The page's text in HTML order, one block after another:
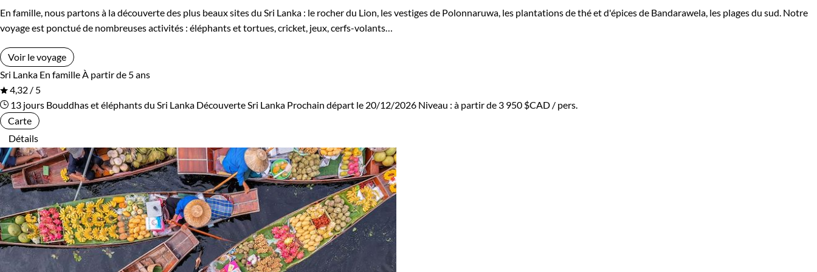
Ouzbekistan Pakistan
Palestine
Pérou Philippines
Pologne Portugal
République tchèque
Rodrigues Roumanie
Rwanda Salvador
Serbie Seychelles
Slovaquie Spitzberg
En famille, nous partons à la découverte des plus beaux sites du Sri Lanka : le rocher du Lion, les vestiges de Polonnaruwa, les plantations de thé et d'épices de Bandarawela, les plages du sud. Notre
voyage est ponctué de nombreuses activités : éléphants et tortues, cricket, jeux, cerfs-volants…
Voir le voyage
Sri Lanka En familleÀ partir de 5 ans
4,32 / 5
13 jours Bouddhas et éléphants du Sri Lanka Découverte Sri Lanka Prochain départ le 20/12/2026 Niveau : à partir de 3 950 $CAD / pers.
Carte
Détails